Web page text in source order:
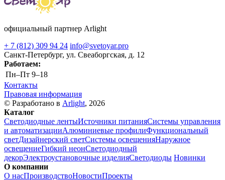
официальный партнер Arlight
+ 7 (812) 309 94 24 info@svetoyar.pro
Санкт-Петербург, ул. Свеаборгская, д. 12
Работаем:
Пн–Пт 9–18
Контакты
Правовая информация
© Разработано в Arlight, 2026
Каталог
Светодиодные лентыИсточники питанияСистемы управления
и автоматизацииАлюминиевые профилиФункциональный
светДизайнерский светСистемы освещенияНаружное
освещениеГибкий неонСветодиодный
декорЭлектроустановочные изделияСветодиоды Новинки
О компании
О насПроизводствоНовостиПроекты